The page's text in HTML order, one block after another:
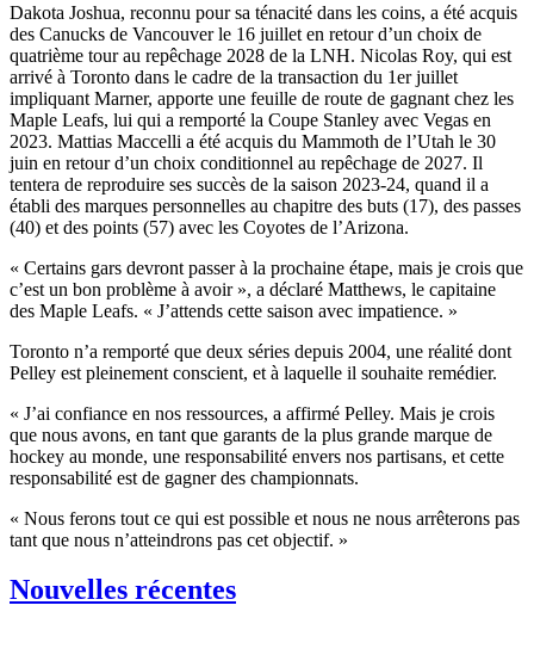
Dakota Joshua, reconnu pour sa ténacité dans les coins, a été acquis
des Canucks de Vancouver le 16 juillet en retour d’un choix de
quatrième tour au repêchage 2028 de la LNH. Nicolas Roy, qui est
arrivé à Toronto dans le cadre de la transaction du 1er juillet
impliquant Marner, apporte une feuille de route de gagnant chez les
Maple Leafs, lui qui a remporté la Coupe Stanley avec Vegas en
2023. Mattias Maccelli a été acquis du Mammoth de l’Utah le 30
juin en retour d’un choix conditionnel au repêchage de 2027. Il
tentera de reproduire ses succès de la saison 2023-24, quand il a
établi des marques personnelles au chapitre des buts (17), des passes
(40) et des points (57) avec les Coyotes de l’Arizona.
« Certains gars devront passer à la prochaine étape, mais je crois que
c’est un bon problème à avoir », a déclaré Matthews, le capitaine
des Maple Leafs. « J’attends cette saison avec impatience. »
Toronto n’a remporté que deux séries depuis 2004, une réalité dont
Pelley est pleinement conscient, et à laquelle il souhaite remédier.
« J’ai confiance en nos ressources, a affirmé Pelley. Mais je crois
que nous avons, en tant que garants de la plus grande marque de
hockey au monde, une responsabilité envers nos partisans, et cette
responsabilité est de gagner des championnats.
« Nous ferons tout ce qui est possible et nous ne nous arrêterons pas
tant que nous n’atteindrons pas cet objectif. »
Nouvelles récentes